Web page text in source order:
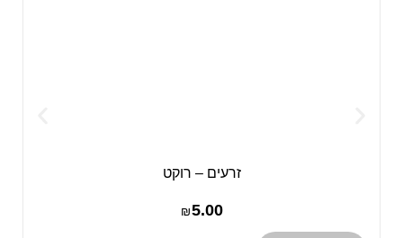
זרעים – רוקט
₪5.00